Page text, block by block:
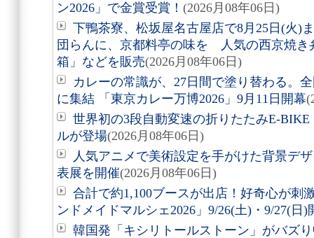
ン2026」で金賞受賞！ (2026月08年06日)
下鴨茶寮、松坂屋名古屋店で8月25日(火)
団らんに、京都料亭の味を 人気の西京焼き
箱」などを販売(2026月08年06日)
カレーの常識が、27日間で塗り替わる。
に集結 「東京カレー万博2026」9月11日開幕
世界初の3段自動変速の折りたたみE-
ルが登場(2026月08年06日)
人気アニメで美術設定を手がけた背景デ
表展を開催(2026月08年06日)
合計で約1,100ブースが出店！好奇心が
ンドメイドマルシェ2026」9/26(土)・9/27(日)
韓国発「キシリトールストーン」がバズ